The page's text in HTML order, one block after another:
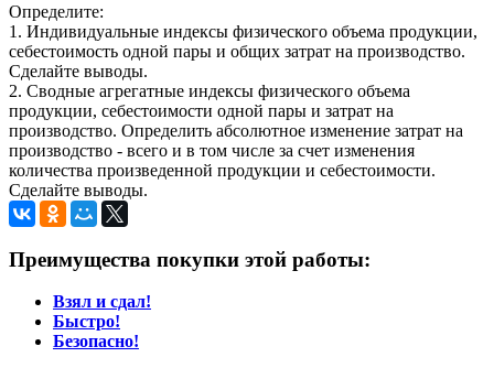
Определите:
1. Индивидуальные индексы физического объема продукции,
себестоимость одной пары и общих затрат на производство.
Сделайте выводы.
2. Сводные агрегатные индексы физического объема
продукции, себестоимости одной пары и затрат на
производство. Определить абсолютное изменение затрат на
производство - всего и в том числе за счет изменения
количества произведенной продукции и себе­стоимости.
Сделайте выводы.
Преимущества покупки этой работы:
Взял и сдал!
Быстро!
Безопасно!